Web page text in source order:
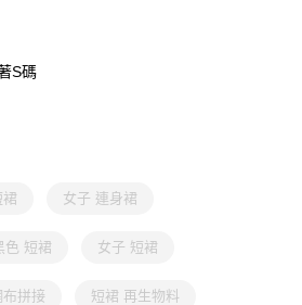
S碼
裙 女子 連身裙
色 短裙 女子 短裙
拼接 短裙 再生物料